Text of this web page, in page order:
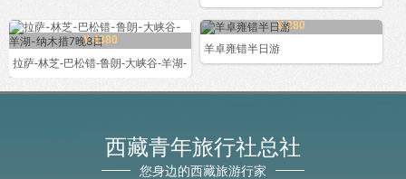
¥ 4380
拉萨-林芝-巴松错-鲁朗-大峡谷-羊湖-
¥ 280
羊卓雍错半日游
西藏青年旅行社总社
您身边的西藏旅游行家